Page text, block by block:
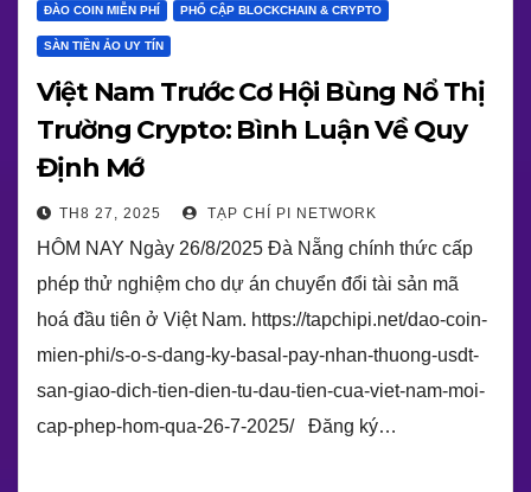
ĐÀO COIN MIỄN PHÍ PHỔ CẬP BLOCKCHAIN & CRYPTO
SÀN TIỀN ẢO UY TÍN
Việt Nam Trước Cơ Hội Bùng Nổ Thị
Trường Crypto: Bình Luận Về Quy
Định Mớ
TH8 27, 2025 TẠP CHÍ PI NETWORK
HÔM NAY Ngày 26/8/2025 Đà Nẵng chính thức cấp
phép thử nghiệm cho dự án chuyển đổi tài sản mã
hoá đầu tiên ở Việt Nam. https://tapchipi.net/dao-coin-
mien-phi/s-o-s-dang-ky-basal-pay-nhan-thuong-usdt-
san-giao-dich-tien-dien-tu-dau-tien-cua-viet-nam-moi-
cap-phep-hom-qua-26-7-2025/ Đăng ký…